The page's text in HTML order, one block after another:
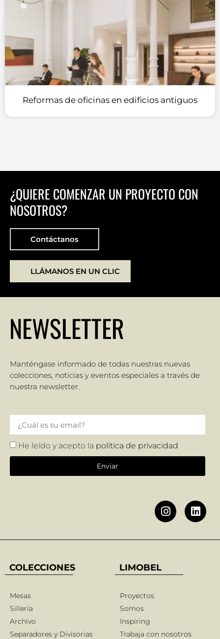
Reformas de oficinas en edificios antiguos
¿QUIERE COMENZAR UN PROYECTO CON
NOSOTROS?
Contáctanos
LLÁMANOS EN UN CLIC
NEWSLETTER
Manténgase informado de todas nuestras nuevas
colecciones, noticias y eventos especiales a través de
nuestra newsletter.
He leído y acepto la política de privacidad
Enviar
COLECCIONES
Mesas
Sillería
Archivo
Separadores y Divisorias
LIMOBEL
Proyectos
Somos
Inspiring
Trabaja con nosotros